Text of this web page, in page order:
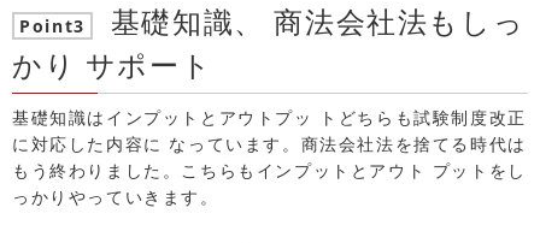
Point3
基礎知識、 商法会社法もしっ
かり サポート
基礎知識はインプットとアウトプッ トどちらも試験制度改正
に対応した内容に なっています。商法会社法を捨てる時代は
もう終わりました。こちらもインプットとアウト プットをし
っかりやっていきます。